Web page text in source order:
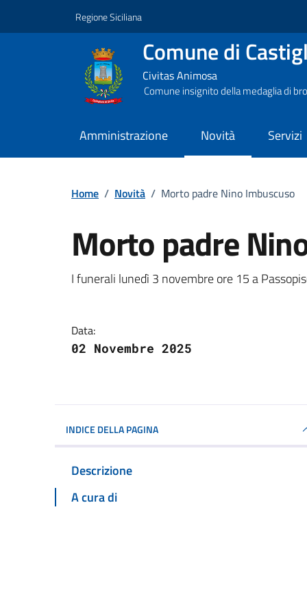
Regione Siciliana
Comune di
Civitas Animosa
Comune insignito della medaglia di
Amministrazione Novità Servizi
Home / Novità / Morto padre Nino Imbuscuso
Morto padre
Dettagli della
I funerali lunedì 3 novembre ore 15 a
Data:
02 Novembre 2025
INDICE DELLA PAGINA
Descrizione
A cura di